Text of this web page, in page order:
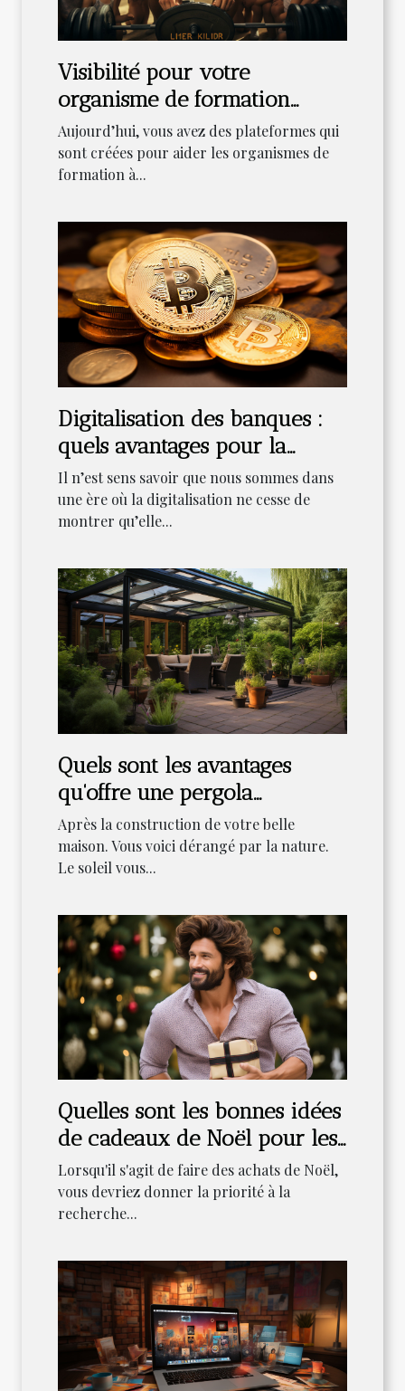
Visibilité pour votre
organisme de formation
EDOF : Comment faire le
référencement?
Aujourd’hui, vous avez des plateformes qui
sont créées pour aider les organismes de
formation à...
Digitalisation des banques :
quels avantages pour la
clientèle ?
Il n’est sens savoir que nous sommes dans
une ère où la digitalisation ne cesse de
montrer qu’elle...
Quels sont les avantages
qu'offre une pergola
bioclimatique ?
Après la construction de votre belle
maison. Vous voici dérangé par la nature.
Le soleil vous...
Quelles sont les bonnes idées
de cadeaux de Noël pour les
hommes ?
Lorsqu'il s'agit de faire des achats de Noël,
vous devriez donner la priorité à la
recherche...